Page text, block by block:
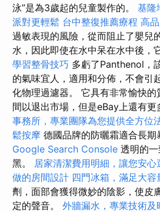
泳”是為3歲起的兒童製作的。 基隆
派對更輕鬆 台中整復推薦療程 高
過敏表現的風險，從而阻止了嬰兒
水，因此即使在水中呆在水中後，
學習整骨技巧 多虧了Panthenol，
的氣味宜人，適用和分佈，不會引
化物理過濾器。 它具有非常愉快
間以退出市場，但是eBay上還有
事務所，專業團隊為您提供全方位
鬆按摩 德國品牌的防曬霜適合長
Google Search Console 透明的
黑。 居家清潔費用明細，讓您安心
做的房間設計 四門冰箱，滿足大容
劑，面部會獲得微妙的陰影，使皮
定的聲音。 外牆漏水，專業技術